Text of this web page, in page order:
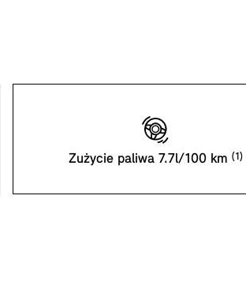
Zużycie paliwa 7.7l/100 km